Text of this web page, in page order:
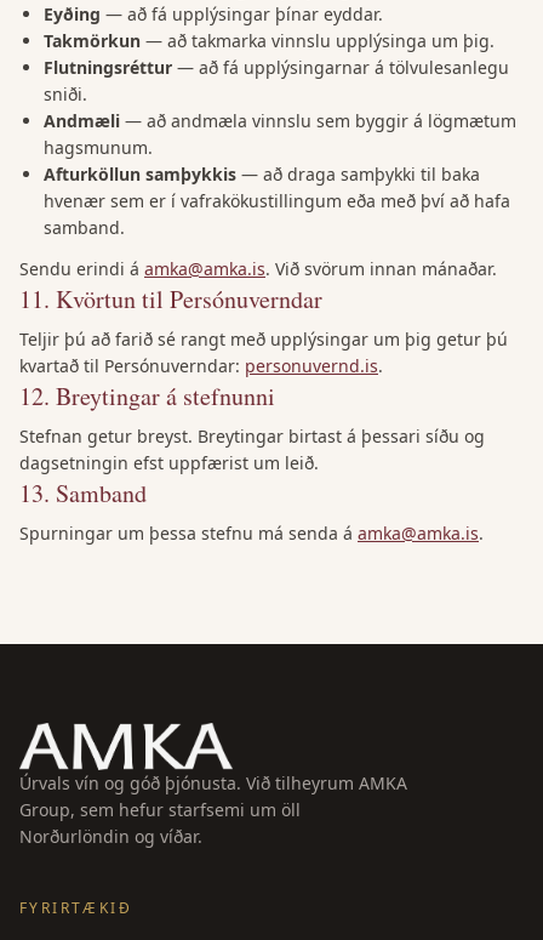
Eyðing — að fá upplýsingar þínar eyddar.
Takmörkun — að takmarka vinnslu upplýsinga um þig.
Flutningsréttur — að fá upplýsingarnar á tölvulesanlegu
sniði.
Andmæli — að andmæla vinnslu sem byggir á lögmætum
hagsmunum.
Afturköllun samþykkis — að draga samþykki til baka
hvenær sem er í vafrakökustillingum eða með því að hafa
samband.
Sendu erindi á amka@amka.is. Við svörum innan mánaðar.
11. Kvörtun til Persónuverndar
Teljir þú að farið sé rangt með upplýsingar um þig getur þú
kvartað til Persónuverndar: personuvernd.is.
12. Breytingar á stefnunni
Stefnan getur breyst. Breytingar birtast á þessari síðu og
dagsetningin efst uppfærist um leið.
13. Samband
Spurningar um þessa stefnu má senda á amka@amka.is.
Úrvals vín og góð þjónusta. Við tilheyrum AMKA
Group, sem hefur starfsemi um öll
Norðurlöndin og víðar.
FYRIRTÆKIÐ